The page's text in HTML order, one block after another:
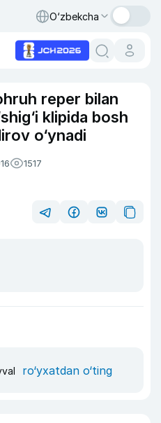
O‘zbekcha
reper bilan
klipida bosh
o‘ynadi
1517
ro‘yxatdan o‘ting